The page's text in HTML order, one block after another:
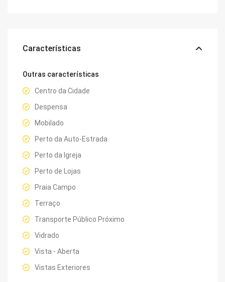
Características
Outras características
Centro da Cidade
Despensa
Mobilado
Perto da Auto-Estrada
Perto da Igreja
Perto de Lojas
Praia Campo
Terraço
Transporte Público Próximo
Vidrado
Vista - Aberta
Vistas Exteriores